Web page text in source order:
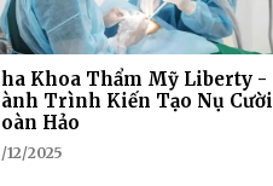
Khoa Thẩm Mỹ Liberty -
Trình Kiến Tạo Nụ Cười
Hảo
12/2025